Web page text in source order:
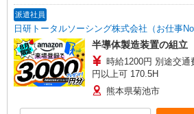
派遣社員
日研トータルソーシング株式会社（お仕事
半導体製造装置の組立
時給1200円 別途交
円以上可 170.5H
熊本県菊池市